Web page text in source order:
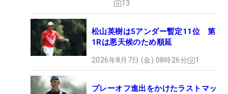
13
松山英樹は5アンダー暫定11位 第
1Rは悪天候のため順延
2026年8月7日 (金) 08時26分 1
プレーオフ進出をかけたラストマッ